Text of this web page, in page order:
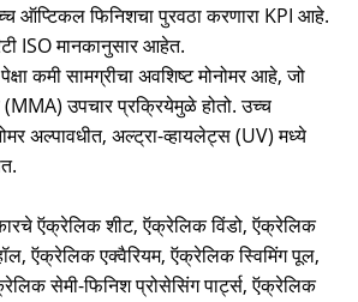
ऑप्टिकल फिनिशचा पुरवठा करणारा KPI आहे.
ISO मानकानुसार आहेत.
कमी सामग्रीचा अवशिष्ट मोनोमर आहे, जो
(MMA) उपचार प्रक्रियेमुळे होतो. उच्च
अल्पावधीत, अल्ट्रा-व्हायलेट्स (UV) मध्ये
ऍक्रेलिक शीट, ऍक्रेलिक विंडो, ऍक्रेलिक
ऍक्रेलिक एक्वैरियम, ऍक्रेलिक स्विमिंग पूल,
सेमी-फिनिश प्रोसेसिंग पार्ट्स, ऍक्रेलिक